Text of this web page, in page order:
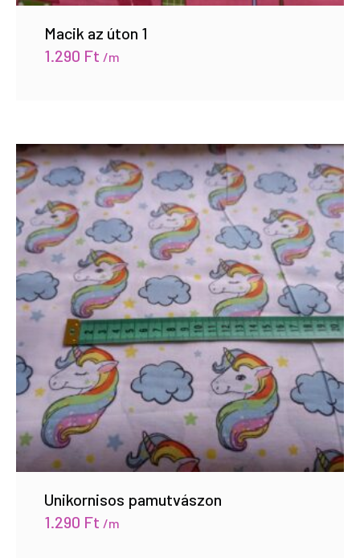
Macik az úton 1
1.290 Ft /m
Unikornisos pamutvászon
1.290 Ft /m